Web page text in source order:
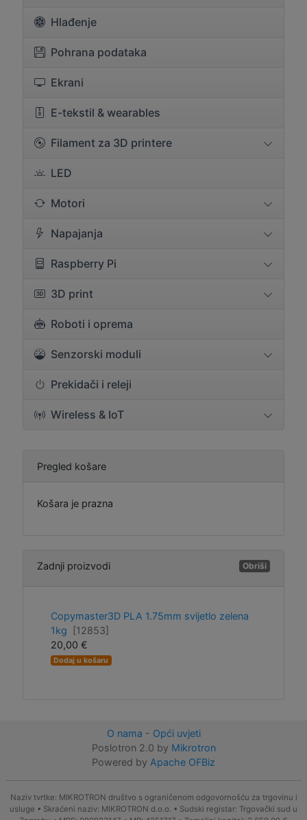
Hlađenje
Pohrana podataka
Ekrani
E-tekstil & wearables
Filament za 3D printere
LED
Motori
Napajanja
Raspberry Pi
3D print
Roboti i oprema
Senzorski moduli
Prekidači i releji
Wireless & IoT
Pregled košare
Košara je prazna
Zadnji proizvodi Obriši
Copymaster3D PLA 1.75mm svijetlo zelena
1kg
[12853]
20,00 €
Dodaj u košaru
O nama - Opći uvjeti
Poslotron 2.0 by Mikrotron
Powered by Apache OFBiz
Naziv tvrtke: MIKROTRON društvo s ograničenom odgovornošću za trgovinu i
usluge • Skraćeni naziv: MIKROTRON d.o.o. • Sudski registar: Trgovački sud u